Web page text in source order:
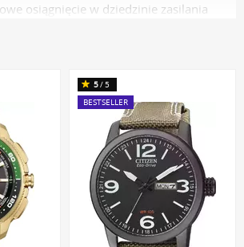
osiągnięcie w dziedzinie zasilania
problem cyklicznej wymiany ogniw i
na środowisko.
jest zaawansowany mechanizm,
się na zjawisku fotowoltaiki. Pod
jest miniaturowy panel
zarówno naturalne, jak i sztuczne
Energia ta jest następnie
akumulatorze litowo-jonowym,
pracy mechanizmu przez wiele
ciemności.
5/5
BESTSELLER